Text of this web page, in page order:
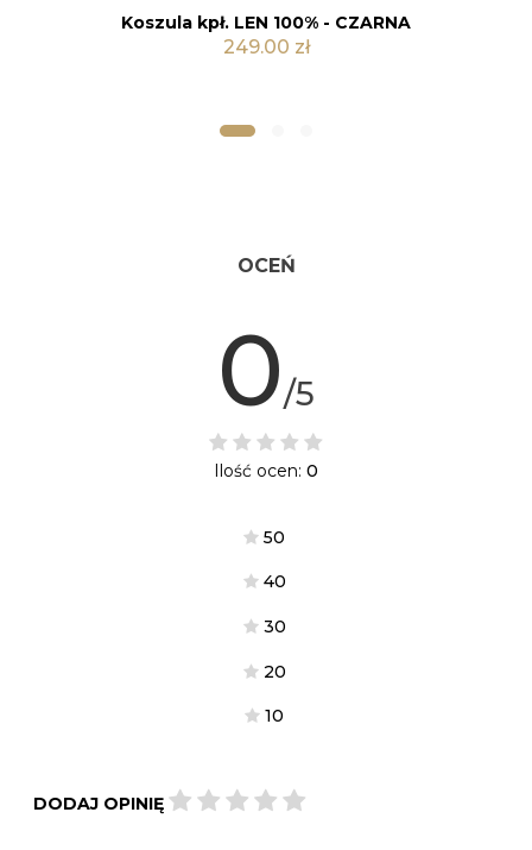
Kolor
Koszula kpł. LEN 100% - BIAŁA
249.00 zł
OCEŃ
0/5
Ilość ocen: 0
50
40
30
20
10
DODAJ OPINIĘ